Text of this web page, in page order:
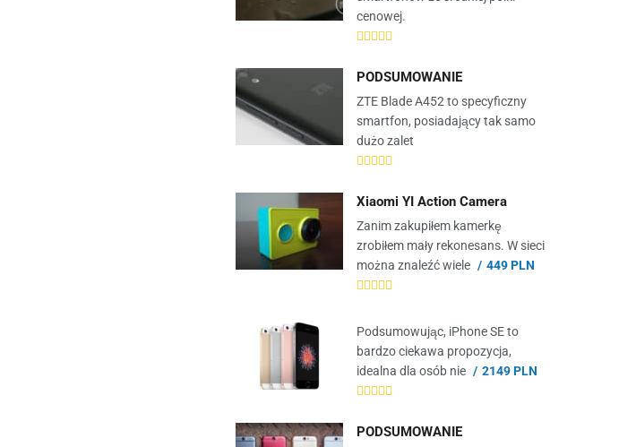
cenowej.
PODSUMOWANIE
ZTE Blade A452 to specyficzny
smartfon, posiadający tak samo
dużo zalet
Xiaomi YI Action Camera
Zanim zakupiłem kamerkę
zrobiłem mały rekonesans. W sieci
można znaleźć wiele
449 PLN
Podsumowując, iPhone SE to
bardzo ciekawa propozycja,
idealna dla osób nie
2149 PLN
PODSUMOWANIE